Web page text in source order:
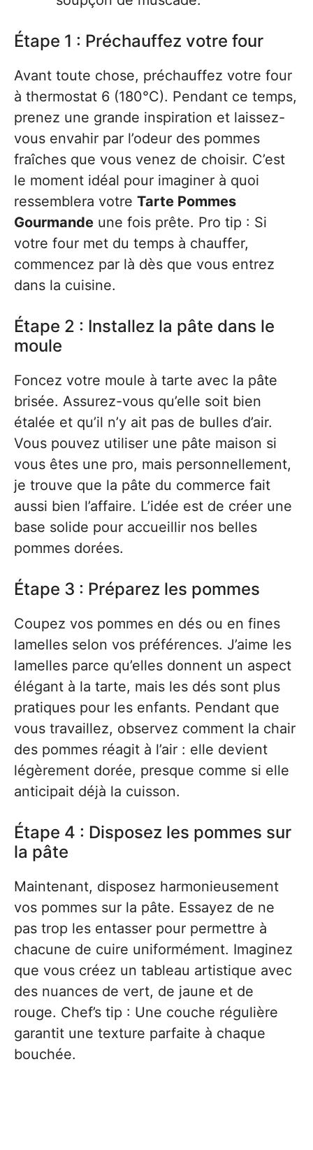
Étape 1 : Préchauffez votre four
Avant toute chose, préchauffez votre four
à thermostat 6 (180°C). Pendant ce temps,
prenez une grande inspiration et laissez-
vous envahir par l’odeur des pommes
fraîches que vous venez de choisir. C’est
le moment idéal pour imaginer à quoi
ressemblera votre Tarte Pommes
Gourmande une fois prête. Pro tip : Si
votre four met du temps à chauffer,
commencez par là dès que vous entrez
dans la cuisine.
Étape 2 : Installez la pâte dans le
moule
Foncez votre moule à tarte avec la pâte
brisée. Assurez-vous qu’elle soit bien
étalée et qu’il n’y ait pas de bulles d’air.
Vous pouvez utiliser une pâte maison si
vous êtes une pro, mais personnellement,
je trouve que la pâte du commerce fait
aussi bien l’affaire. L’idée est de créer une
base solide pour accueillir nos belles
pommes dorées.
Étape 3 : Préparez les pommes
Coupez vos pommes en dés ou en fines
lamelles selon vos préférences. J’aime les
lamelles parce qu’elles donnent un aspect
élégant à la tarte, mais les dés sont plus
pratiques pour les enfants. Pendant que
vous travaillez, observez comment la chair
des pommes réagit à l’air : elle devient
légèrement dorée, presque comme si elle
anticipait déjà la cuisson.
Étape 4 : Disposez les pommes sur
la pâte
Maintenant, disposez harmonieusement
vos pommes sur la pâte. Essayez de ne
pas trop les entasser pour permettre à
chacune de cuire uniformément. Imaginez
que vous créez un tableau artistique avec
des nuances de vert, de jaune et de
rouge. Chef’s tip : Une couche régulière
garantit une texture parfaite à chaque
bouchée.